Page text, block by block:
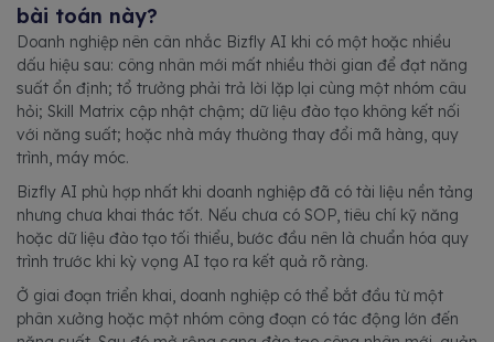
bài toán này?
Doanh nghiệp nên cân nhắc Bizfly AI khi có một hoặc nhiều
dấu hiệu sau: công nhân mới mất nhiều thời gian để đạt năng
suất ổn định; tổ trưởng phải trả lời lặp lại cùng một nhóm câu
hỏi; Skill Matrix cập nhật chậm; dữ liệu đào tạo không kết nối
với năng suất; hoặc nhà máy thường thay đổi mã hàng, quy
trình, máy móc.
Bizfly AI phù hợp nhất khi doanh nghiệp đã có tài liệu nền tảng
nhưng chưa khai thác tốt. Nếu chưa có SOP, tiêu chí kỹ năng
hoặc dữ liệu đào tạo tối thiểu, bước đầu nên là chuẩn hóa quy
trình trước khi kỳ vọng AI tạo ra kết quả rõ ràng.
Ở giai đoạn triển khai, doanh nghiệp có thể bắt đầu từ một
phân xưởng hoặc một nhóm công đoạn có tác động lớn đến